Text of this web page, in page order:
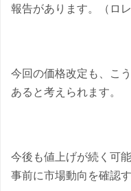
報告があります。（ロレ
今回の価格改定も、こ
あると考えられます。
今後も値上げが続く可
事前に市場動向を確認